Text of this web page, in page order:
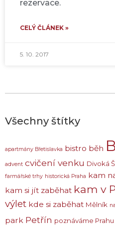
rezervace.
CELÝ ČLÁNEK »
5. 10. 2017
Všechny štítky
apartmány Břetislavka bistro běh
advent cvičení venku Divoká
farmářské trhy historická Praha kam
kam si jít zaběhat kam v
výlet kde si zaběhat Mělník
park Petřín poznáváme Prahu